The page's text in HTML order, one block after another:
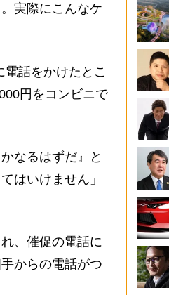
実際にこんなケ
話をかけたとこ
円をコンビニで
なるはずだ』と
はいけません」
、催促の電話に
からの電話がつ